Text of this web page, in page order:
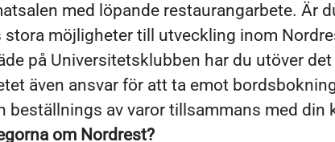
med löpande restaurangarbete. Är
möjligheter till utveckling inom
på Universitetsklubben har du utöver
även ansvar för att ta emot
beställnings av varor tillsammans med din
om Nordrest?